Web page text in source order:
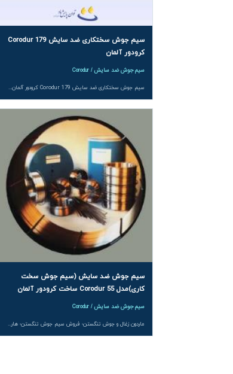
سیم جوش سختکاری ضد سایش Corodur 179
کرودور آلمان
سیم جوش ضد سایش / Corodur
سیم جوش سختکاری ضد سایش Corodur 179 کرودور آلمان یک گرید «کامپلکس کارباید» با سختی ‎۶۵ تا ‎۶۹ HRC و پایداری حرارتی تا ‎۷۶۵ °C است؛ با کاربیدهای کروم–نوبیدیوم–وانادیوم–بور در زمینهٔ آستنیتی، مقاومتی ممتاز در سایش خشک/نیمه خشک و تحمل ضربه فراهم می کند؛ مناسب غلطک ها، شوت ها، مارپیچ ها و تیغه های میکسر؛ عرضه در قطرهای ‎۱٫۲ تا ‎۳٫۲ میلی متر؛ فروش و مشاوره توسط توان پایش ماد.
سیم جوش ضد سایش (سیم جوش سخت
کاری)مدل Corodur 55 ساخت کرودور آلمان
سیم جوش ضد سایش / Corodur
ماردون زغال و جوش تنگستن- فروش سیم جوش تنگستن- هاردفیسینگ- قیمت سیم جوش سختکاری تنگستن - سخت کاری- سیم جوش ضد سایش- سیم جوش سخت کاری- ماردون ذغال چینی-سختکاری ماردون- ماردون- ذغال-ذغال چینی